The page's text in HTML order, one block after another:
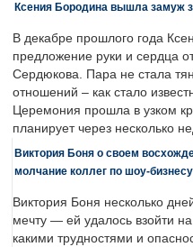
Ксения Бородина вышла замуж
В декабре прошлого года
предложение руки и сердца
Сердюкова. Пара не стала
отношений – как стало
Церемония прошла в узком
планирует через несколько
Виктория Боня о своем
молчание коллег по шоу-
Виктория Боня несколько
мечту — ей удалось взойти
какими трудностями и